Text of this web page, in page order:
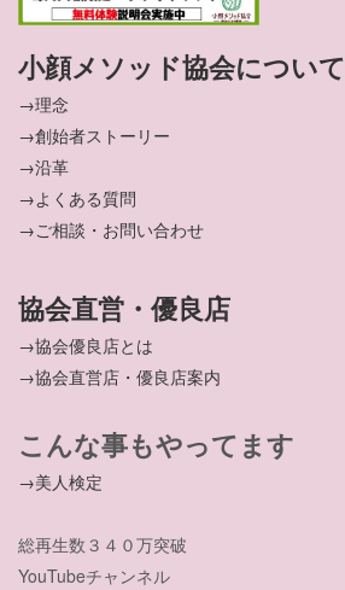
小顔メソッド協会について
→理念
→創始者ストーリー
→沿革
→よくある質問
→ご相談・お問い合わせ
協会直営・優良店
→協会優良店とは
→協会直営店・優良店案内
こんな事もやってます
→美人検定
総再生数３４０万突破
YouTubeチャンネル